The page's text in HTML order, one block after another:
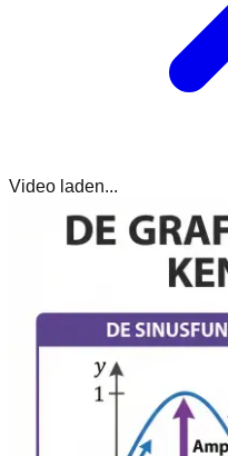
Video laden...